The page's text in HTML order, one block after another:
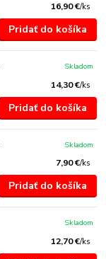
16,90 €/ks
Pridať do košíka
14,30 €/ks
Skladom
Pridať do košíka
7,90 €/ks
Skladom
Pridať do košíka
12,70 €/ks
Skladom